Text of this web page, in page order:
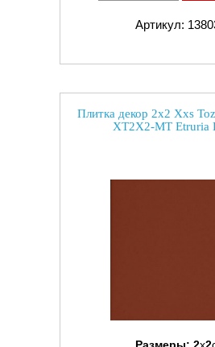
Артикул:
Плитка декор 2x2 Xxs
XT2X2-MT Etruria